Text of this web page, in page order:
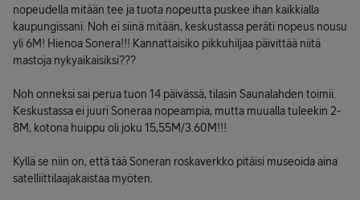
nopeudella mitään tee ja tuota nopeutta puskee ihan kaikkialla
kaupungissani. Noh ei siinä mitään, keskustassa peräti nopeus nousu
yli 6M! Hienoa Sonera!!! Kannattaisiko pikkuhiljaa päivittää niitä
mastoja nykyaikaisiksi???
Noh onneksi sai perua tuon 14 päivässä, tilasin Saunalahden toimii.
Keskustassa ei juuri Soneraa nopeampia, mutta muualla tuleekin 2-
8M, kotona huippu oli joku 15,55M/3.60M!!!
Kyllä se niin on, että tää Soneran roskaverkko pitäisi museoida aina
satelliittilaajakaistaa myöten.